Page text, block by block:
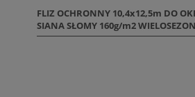
FLIZ OCHRONNY 10,4x12,5m DO
SIANA SŁOMY 160g/m2